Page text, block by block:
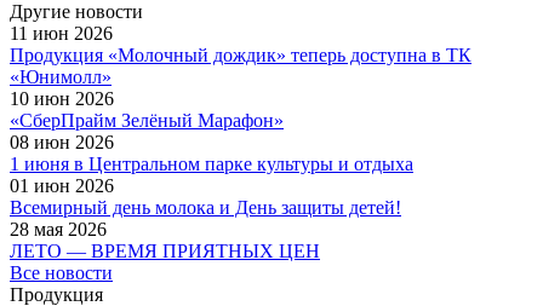
Другие новости
11 июн 2026
Продукция «Молочный дождик» теперь доступна в ТК
«Юнимолл»
10 июн 2026
«СберПрайм Зелёный Марафон»
08 июн 2026
1 июня в Центральном парке культуры и отдыха
01 июн 2026
Всемирный день молока и День защиты детей!
28 мая 2026
ЛЕТО — ВРЕМЯ ПРИЯТНЫХ ЦЕН
Все новости
Продукция